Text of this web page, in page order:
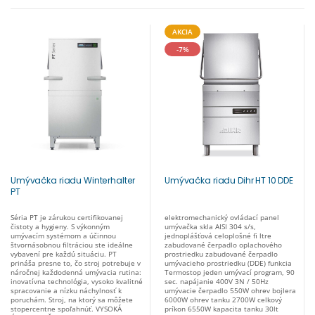
Umývačka riadu Winterhalter
PT
Séria PT je zárukou certifikovanej
čistoty a hygieny. S výkonným
umývacím systémom a účinnou
štvornásobnou filtráciou ste ideálne
vybavení pre každú situáciu. PT
prináša presne to, čo stroj potrebuje v
náročnej každodenná umývacia rutina:
inovatívna technológia, vysoko kvalitné
spracovanie a nízku náchylnosť k
poruchám. Stroj, na ktorý sa môžete
stopercentne spoľahnúť. VYSOKÁ
AKCIA
-7%
Umývačka riadu Dihr HT 10 DDE
elektromechanický ovládací panel
umývačka skla AISI 304 s/s,
jednoplášťová celoplošné fi ltre
zabudované čerpadlo oplachového
prostriedku zabudované čerpadlo
umývacieho prostriedku (DDE) funkcia
Termostop jeden umývací program, 90
sec. napájanie 400V 3N / 50Hz
umývacie čerpadlo 550W ohrev bojlera
6000W ohrev tanku 2700W celkový
príkon 6550W kapacita tanku 30lt